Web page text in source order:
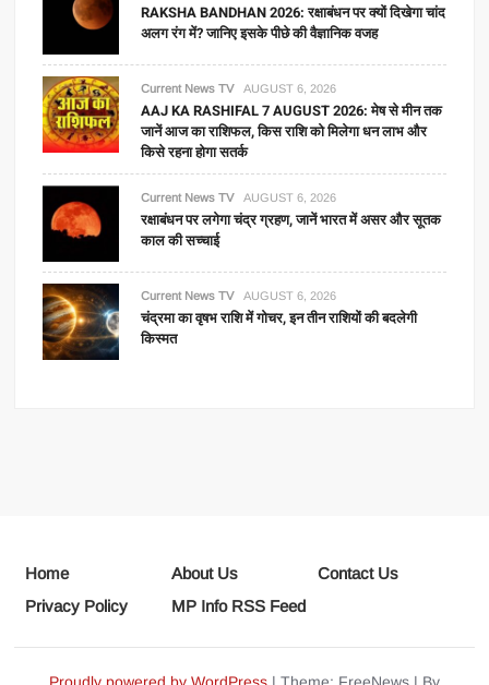
RAKSHA BANDHAN 2026: रक्षाबंधन पर क्यों दिखेगा चांद
अलग रंग में? जानिए इसके पीछे की वैज्ञानिक वजह
Current News TV AUGUST 6, 2026
AAJ KA RASHIFAL 7 AUGUST 2026: मेष से मीन तक
जानें आज का राशिफल, किस राशि को मिलेगा धन लाभ और
किसे रहना होगा सतर्क
Current News TV AUGUST 6, 2026
रक्षाबंधन पर लगेगा चंद्र ग्रहण, जानें भारत में असर और सूतक
काल की सच्चाई
Current News TV AUGUST 6, 2026
चंद्रमा का वृषभ राशि में गोचर, इन तीन राशियों की बदलेगी
किस्मत
Home About Us
Contact Us
Privacy Policy
MP Info RSS Feed
Proudly powered by WordPress | Theme: FreeNews | By